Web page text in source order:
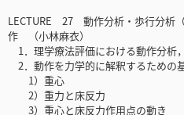
LECTURE 27 動作分析・歩行分析
作 （小林麻衣）
1．理学療法評価における動作分析
2．動作を力学的に解釈するための
1）重心
2）重力と床反力
3）重心と床反力作用点の動き